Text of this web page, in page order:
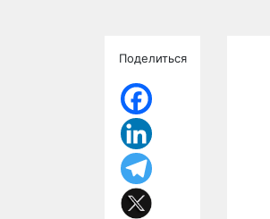
Поделиться